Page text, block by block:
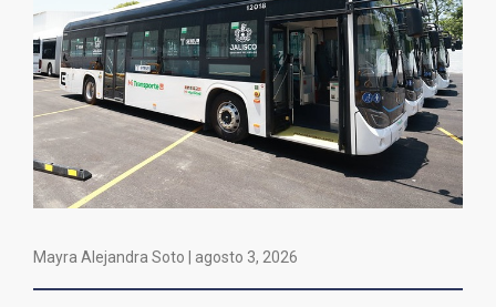
Mayra Alejandra Soto | agosto 3, 2026